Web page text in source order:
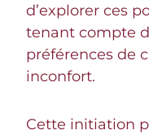
d’explorer ces
tenant compte
préférences de
inconfort.
Cette initiation